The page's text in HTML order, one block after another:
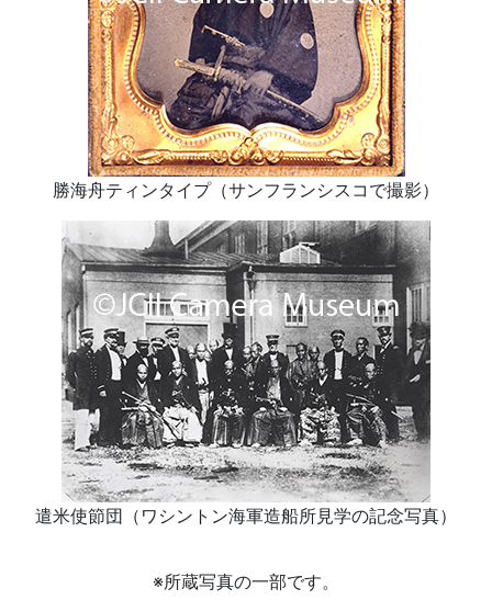
勝海舟ティンタイプ（サンフランシスコで撮影）
遣米使節団（ワシントン海軍造船所見学の記念写真）
※所蔵写真の一部です。